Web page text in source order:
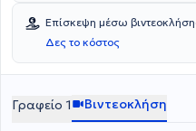
από το QUEEN MARGARET
φοιτητής στην εμβιομηχανική.
κλινική του Γενικού
πολυάριθμα συνέδρια και
Health and Care Professions
Επίσκεψη μέσω
Δες το κόστος
Γραφείο 1 Βιντεοκλήση